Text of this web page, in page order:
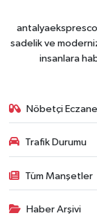
sadelik ve
insanlara
Nöbetçi
Trafik Durumu
Tüm Manşetler
Haber Arşivi